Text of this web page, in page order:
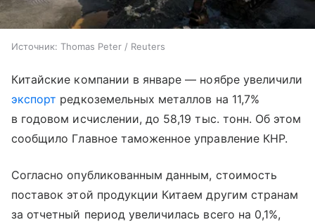
Источник: Thomas Peter / Reuters
Китайские компании в январе — ноябре увеличили
экспорт редкоземельных металлов на 11,7%
в годовом исчислении, до 58,19 тыс. тонн. Об этом
сообщило Главное таможенное управление КНР.
Согласно опубликованным данным, стоимость
поставок этой продукции Китаем другим странам
за отчетный период увеличилась всего на 0,1%,